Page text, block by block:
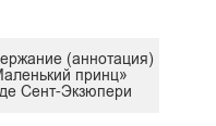
(аннотация)
принц»
Сент-Экзюпери